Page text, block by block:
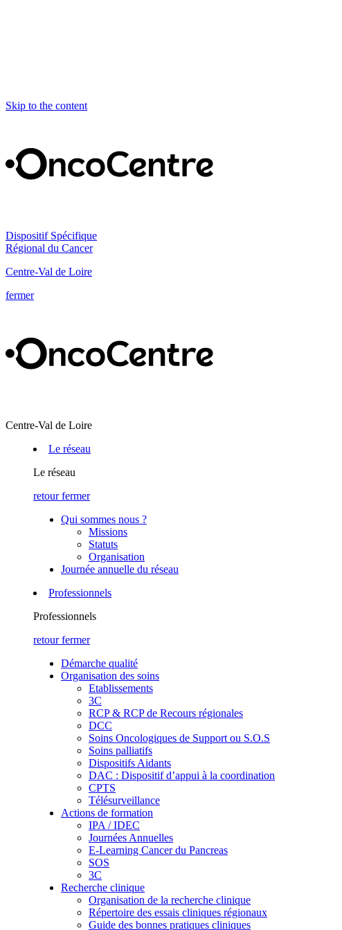
Skip to the content
Dispositif Spécifique
Régional du Cancer
Centre-Val de Loire
fermer
Centre-Val de Loire
Le réseau
Le réseau
retour fermer
Qui sommes nous ?
Missions
Statuts
Organisation
Journée annuelle du réseau
Professionnels
Professionnels
retour fermer
Démarche qualité
Organisation des soins
Etablissements
3C
RCP & RCP de Recours régionales
DCC
Soins Oncologiques de Support ou S.O.S
Soins palliatifs
Dispositifs Aidants
DAC : Dispositif d’appui à la coordination
CPTS
Télésurveillance
Actions de formation
IPA / IDEC
Journées Annuelles
E-Learning Cancer du Pancreas
SOS
3C
Recherche clinique
Organisation de la recherche clinique
Répertoire des essais cliniques régionaux
Guide des bonnes pratiques cliniques